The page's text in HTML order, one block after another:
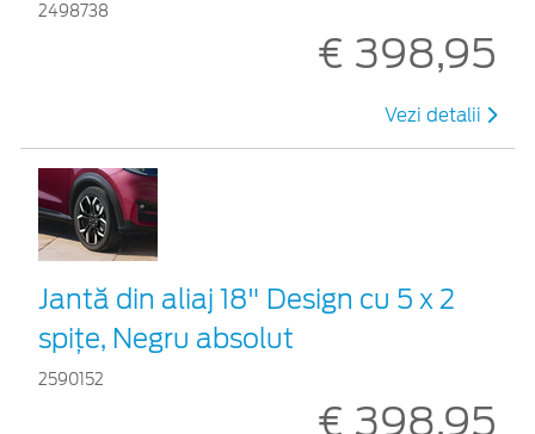
2498738
€ 398,95
Vezi detalii
Jantă din aliaj 18" Design cu 5 x 2
spițe, Negru absolut
2590152
€ 398,95